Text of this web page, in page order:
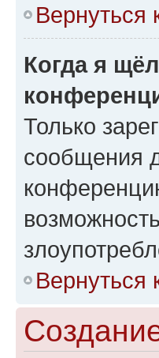
Вернуться
Когда я
Только
сообщения
Вернуться